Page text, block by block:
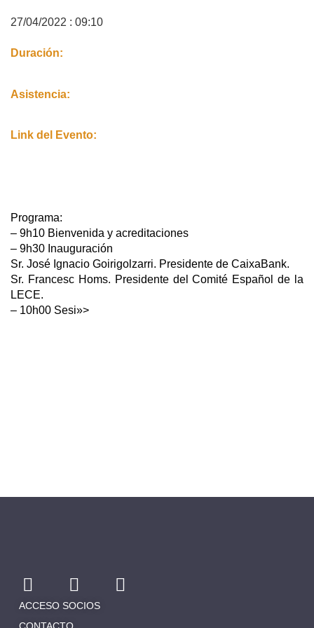
27/04/2022 : 09:10
Duración:
Asistencia:
Link del Evento:
Programa:
– 9h10 Bienvenida y acreditaciones
– 9h30 Inauguración
Sr. José Ignacio Goirigolzarri. Presidente de CaixaBank.
Sr. Francesc Homs. Presidente del Comité Español de la
LECE.
– 10h00 Sesi»>
ACCESO SOCIOS